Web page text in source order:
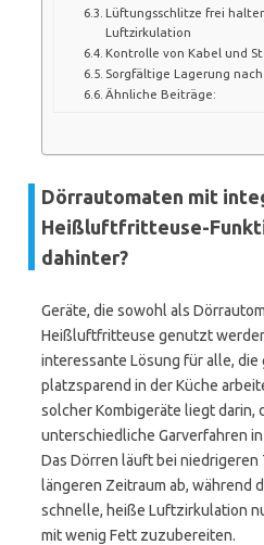
Lüftungsschlitze frei
Luftzirkulation
Kontrolle von Kabel und
Sorgfältige Lagerung
Ähnliche Beiträge:
Dörrautomaten mit
Heißluftfritteuse-
dahinter?
Geräte, die sowohl als
Heißluftfritteuse genutzt
interessante Lösung für alle, die
platzsparend in der Küche
solcher Kombigeräte liegt darin,
unterschiedliche Garverfahren
Das Dörren läuft bei
längeren Zeitraum ab, während
schnelle, heiße Luftzirkulation
mit wenig Fett zuzubereiten.